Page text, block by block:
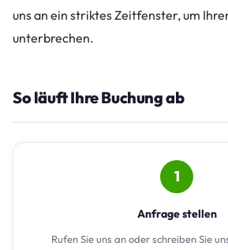
uns an ein striktes Zeitfenster, um
unterbrechen.
So läuft Ihre Buchung ab
1
Anfrage stellen
Rufen Sie uns an oder schreiben Sie